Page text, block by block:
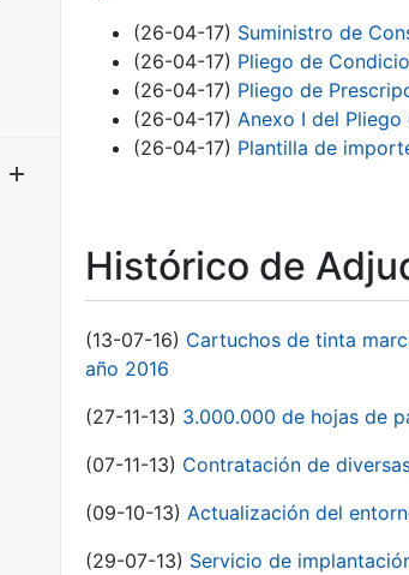
(26-04-17) Suministro de
(26-04-17) Pliego de
(26-04-17) Pliego de
(26-04-17) Anexo I del Pliego
(26-04-17) Plantilla de
Histórico de
(13-07-16) Cartuchos de tinta
año 2016
(27-11-13) 3.000.000 de hojas de
(07-11-13) Contratación de
(09-10-13) Actualización del
(29-07-13) Servicio de